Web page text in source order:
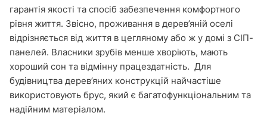
гарантія якості та спосіб забезпечення комфортного
рівня життя. Звісно, проживання в дерев’яній оселі
відрізняється від життя в цегляному або ж у домі з СІП-
панелей. Власники зрубів менше хворіють, мають
хороший сон та відмінну працездатність. Для
будівництва дерев’яних конструкцій найчастіше
використовують брус, який є багатофункціональним та
надійним матеріалом.